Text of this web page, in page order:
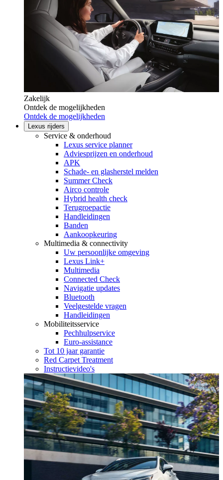
Zakelijk
Ontdek de mogelijkheden
Ontdek de mogelijkheden
Lexus rijders
Service & onderhoud
Lexus service planner
Adviesprijzen en onderhoud
APK
Schade- en glasherstel melden
Summer Check
Airco controle
Hybrid health check
Terugroepactie
Handleidingen
Banden
Aankoopkeuring
Multimedia & connectivity
Uw persoonlijke omgeving
Lexus Link+
Multimedia
Connected Check
Navigatie updates
Bluetooth
Veelgestelde vragen
Handleidingen
Mobiliteitsservice
Pechhulpservice
Euro-assistance
Tot 10 jaar garantie
Red Carpet Treatment
Instructievideo's